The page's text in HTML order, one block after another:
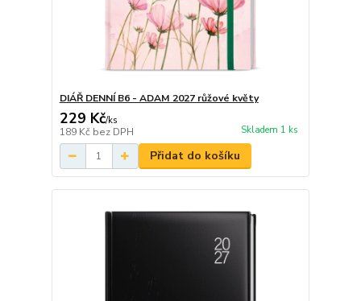
DIÁŘ DENNÍ B6 - ADAM 2027 růžové květy
229 Kč/ks
189 Kč bez DPH Skladem 1 ks
Přidat do košíku